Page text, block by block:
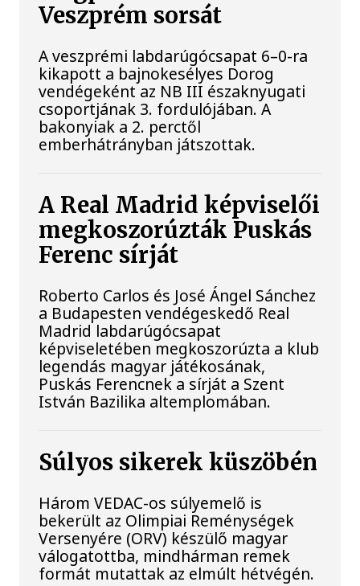
Veszprém sorsát
A veszprémi labdarúgócsapat 6–0-ra
kikapott a bajnokesélyes Dorog
vendégeként az NB III északnyugati
csoportjának 3. fordulójában. A
bakonyiak a 2. perctől
emberhátrányban játszottak.
A Real Madrid képviselői
megkoszorúzták Puskás
Ferenc sírját
Roberto Carlos és José Ángel Sánchez
a Budapesten vendégeskedő Real
Madrid labdarúgócsapat
képviseletében megkoszorúzta a klub
legendás magyar játékosának,
Puskás Ferencnek a sírját a Szent
István Bazilika altemplomában.
Súlyos sikerek küszöbén
Három VEDAC-os súlyemelő is
bekerült az Olimpiai Reménységek
Versenyére (ORV) készülő magyar
válogatottba, mindhárman remek
formát mutattak az elmúlt hétvégén.